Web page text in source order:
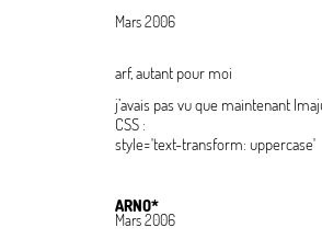
Mars 2006
arf, autant pour moi
j’avais pas vu que maintenant
CSS :
style='text-transform: uppercase'
ARNO*
Mars 2006